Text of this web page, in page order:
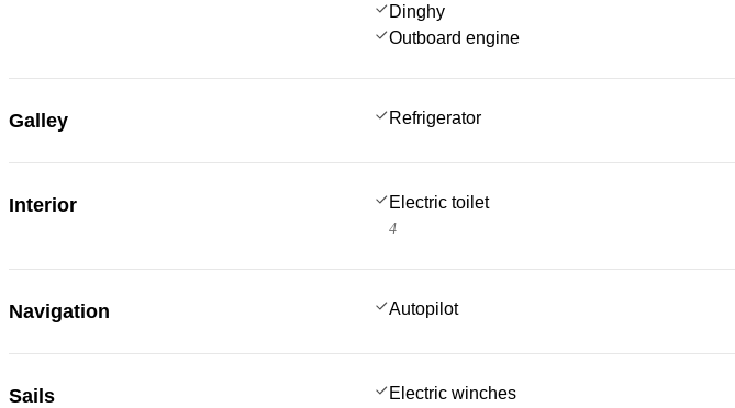
Dinghy
Outboard engine
Galley Refrigerator
Interior Electric toilet
4
Navigation Autopilot
Sails Electric winches